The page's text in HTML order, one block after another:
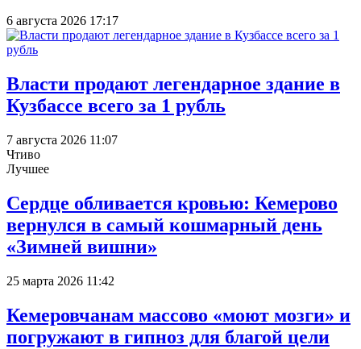
6 августа 2026 17:17
Власти продают легендарное здание в
Кузбассе всего за 1 рубль
7 августа 2026 11:07
Чтиво
Лучшее
Сердце обливается кровью: Кемерово
вернулся в самый кошмарный день
«Зимней вишни»
25 марта 2026 11:42
Кемеровчанам массово «моют мозги» и
погружают в гипноз для благой цели